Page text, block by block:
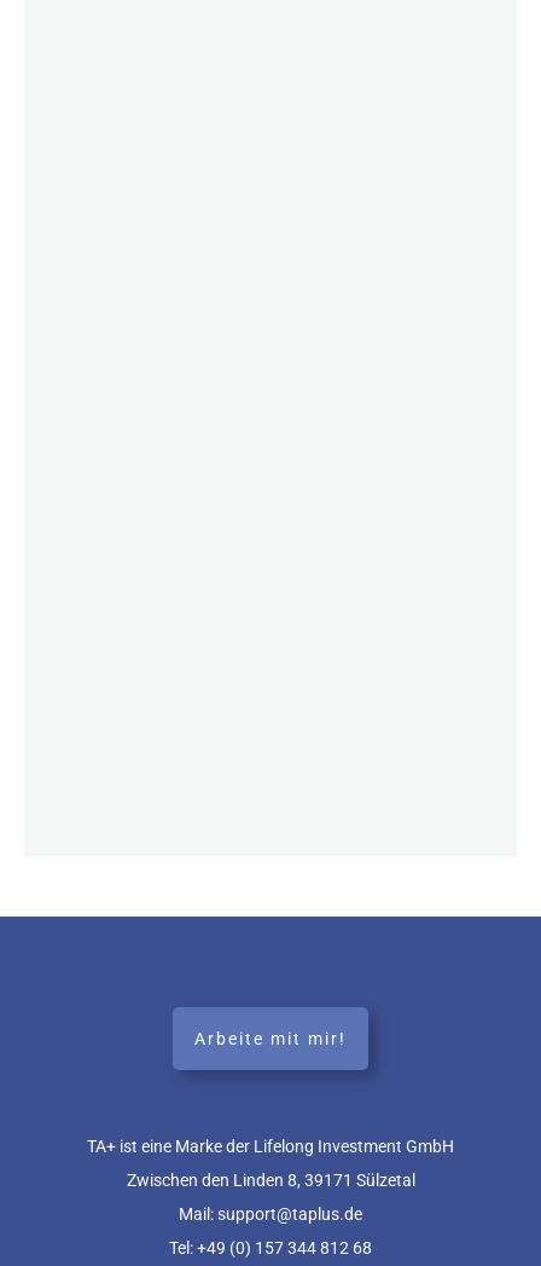
Arbeite mit mir!
TA+ ist eine Marke der Lifelong Investment GmbH
Zwischen den Linden 8, 39171 Sülzetal
Mail: support@taplus.de
Tel:+49 (0) 157 344 812 68